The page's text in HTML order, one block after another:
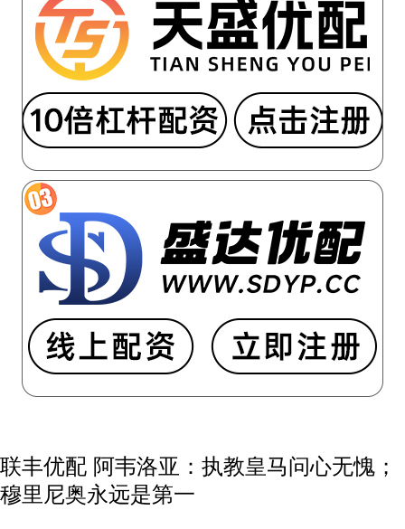
联丰优配 阿韦洛亚：执教皇马问心无愧；
穆里尼奥永远是第一